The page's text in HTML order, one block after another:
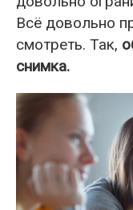
Всё довольно
смотреть. Так,
снимка.